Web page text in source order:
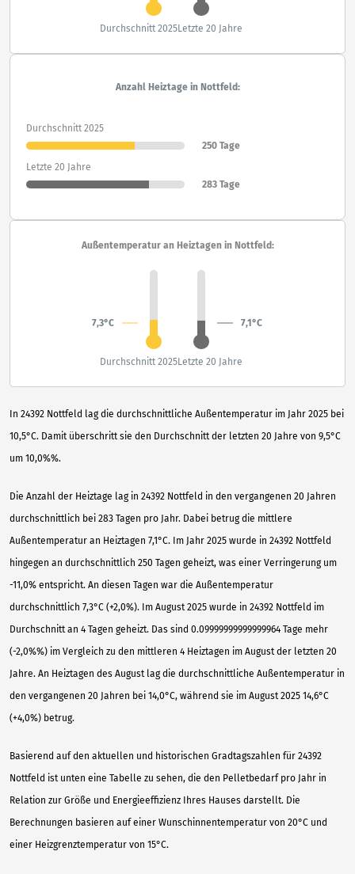
In 24392 Nottfeld lag die durchschnittliche Außentemperatur im Jahr 2025 bei
10,5°C. Damit überschritt sie den Durchschnitt der letzten 20 Jahre von 9,5°C
um 10,0%%.
Die Anzahl der Heiztage lag in 24392 Nottfeld in den vergangenen 20 Jahren
durchschnittlich bei 283 Tagen pro Jahr. Dabei betrug die mittlere
Außentemperatur an Heiztagen 7,1°C. Im Jahr 2025 wurde in 24392 Nottfeld
hingegen an durchschnittlich 250 Tagen geheizt, was einer Verringerung um
-11,0% entspricht. An diesen Tagen war die Außentemperatur
durchschnittlich 7,3°C (+2,0%). Im August 2025 wurde in 24392 Nottfeld im
Durchschnitt an 4 Tagen geheizt. Das sind 0.09999999999999964 Tage mehr
(-2,0%%) im Vergleich zu den mittleren 4 Heiztagen im August der letzten 20
Jahre. An Heiztagen des August lag die durchschnittliche Außentemperatur in
den vergangenen 20 Jahren bei 14,0°C, während sie im August 2025 14,6°C
(+4,0%) betrug.
Basierend auf den aktuellen und historischen Gradtagszahlen für 24392
Nottfeld ist unten eine Tabelle zu sehen, die den Pelletbedarf pro Jahr in
Relation zur Größe und Energieeffizienz Ihres Hauses darstellt. Die
Berechnungen basieren auf einer Wunschinnentemperatur von 20°C und
einer Heizgrenztemperatur von 15°C.
Durchschnitt 2025Letzte 20 Jahre
Anzahl Heiztage in Nottfeld:
Durchschnitt 2025
250 Tage
Letzte 20 Jahre
283 Tage
Außentemperatur an Heiztagen in Nottfeld:
7,3°C 7,1°C
Durchschnitt 2025Letzte 20 Jahre